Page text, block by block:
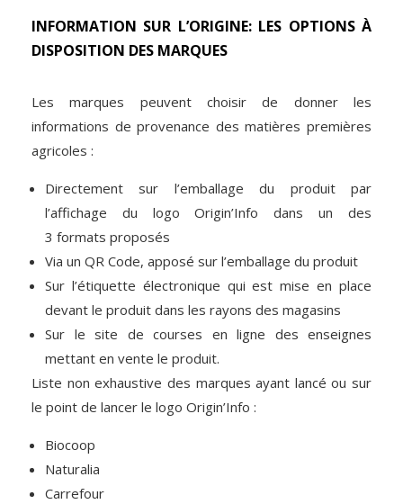
INFORMATION SUR L’ORIGINE: LES OPTIONS À
DISPOSITION DES MARQUES
Les marques peuvent choisir de donner les
informations de provenance des matières premières
agricoles :
Directement sur l’emballage du produit par
l’affichage du logo Origin’Info dans un des
3 formats proposés
Via un QR Code, apposé sur l’emballage du produit
Sur l’étiquette électronique qui est mise en place
devant le produit dans les rayons des magasins
Sur le site de courses en ligne des enseignes
mettant en vente le produit.
Liste non exhaustive des marques ayant lancé ou sur
le point de lancer le logo Origin’Info :
Biocoop
Naturalia
Carrefour